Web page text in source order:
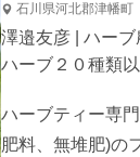
石川県河北郡津幡町
澤邉友彦 | ハー
ハーブ２０種類
ハーブティー専
肥料、無堆肥)の